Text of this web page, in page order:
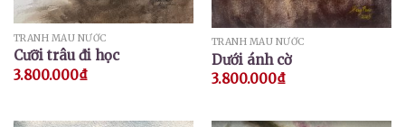
TRANH MÀU NƯỚC
Cưỡi trâu đi học
3.800.000₫
TRANH MÀU NƯỚC
Dưới ánh cờ
3.800.000₫